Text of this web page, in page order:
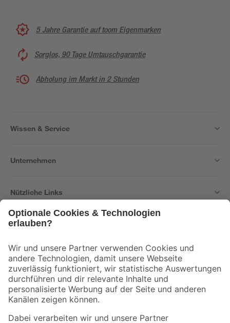
5 Jahre Garantie auf toom Eigenmarken
Sorglos, 90 Tage Umtauschgarantie
Abholung im Markt in 2 Stunden
Wissen & Service
Unternehmen
Nützliche Links
Der toom Newsletter: Keine Angebote und Aktionen mehr verpassen!
Zur Newsletter Anmeldung
Folge uns